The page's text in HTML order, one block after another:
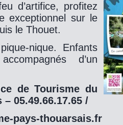
d’artifice, profitez
exceptionnel sur le
le Thouet.
nique. Enfants
d’un
de Tourisme du
05.49.66.17.65 /
pays-